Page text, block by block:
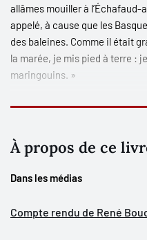
allâmes mouiller à l’Échafaud-
appelé, à cause que les
des baleines. Comme il était
la marée, je mis pied à terre :
maringouins. »
- Paul Lejeune,Brève relation
Près de quatre siècles après
placer laBrève relation du
côtés desVoyages de
colonie canadienne et des
À propos de ce
Dans les médias
Compte rendu de René